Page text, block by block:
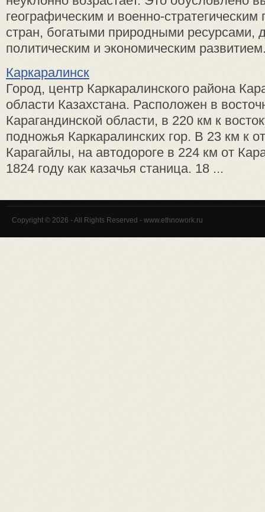
географическим и военно-
стран, богатыми природными ресурсами,
политическим и экономическим
Каркаралинск
Город, центр Каркаралинского района
области Казахстана. Расположен в
Карагандинской области, в 220 км к
подножья Каркаралинских гор. В 23 км к
Карагайлы, на автодороге в 224 км от
1824 году как казачья станица. 18 ...
Copyright © 2026 - All Rights Reserved - www.ethnowork.ru